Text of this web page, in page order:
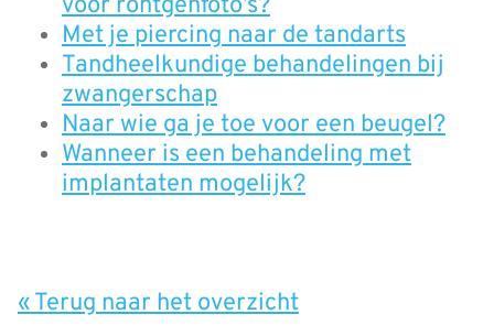
Met je piercing naar de tandarts
Tandheelkundige behandelingen bij
zwangerschap
Naar wie ga je toe voor een beugel?
Wanneer is een behandeling met
implantaten mogelijk?
« Terug naar het overzicht